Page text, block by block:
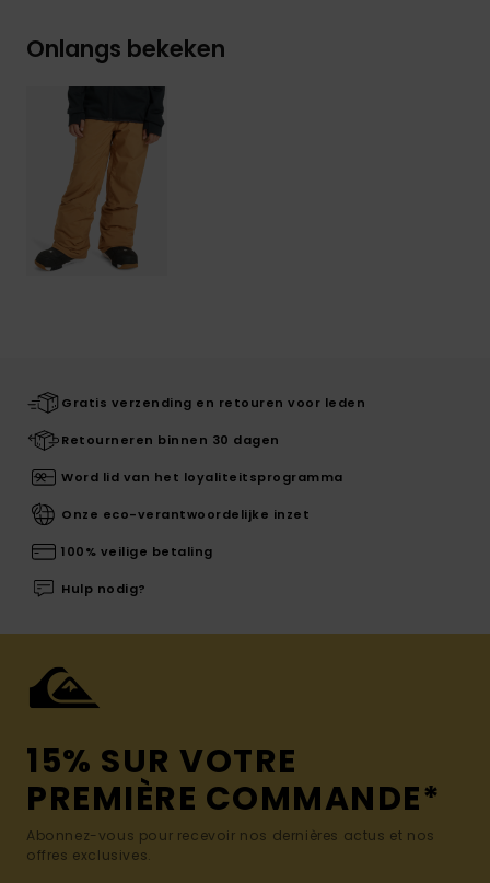
Onlangs bekeken
Gratis verzending en retouren voor leden
Retourneren binnen 30 dagen
Word lid van het loyaliteitsprogramma
Onze eco-verantwoordelijke inzet
100% veilige betaling
Hulp nodig?
15% SUR VOTRE
PREMIÈRE COMMANDE*
Abonnez-vous pour recevoir nos dernières actus et nos
offres exclusives.